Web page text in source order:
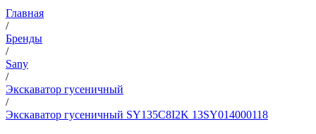
Главная
/
Бренды
/
Sany
/
Экскаватор гусеничный
/
Экскаватор гусеничный SY135C8I2K 13SY014000118